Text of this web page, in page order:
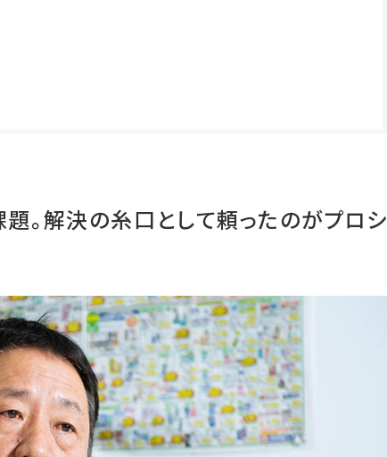
。解決の糸口として頼ったのがプロシ